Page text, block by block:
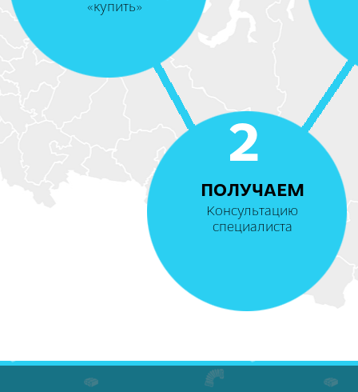
«купить»
2
ПОЛУЧАЕМ
Консультацию
специалиста